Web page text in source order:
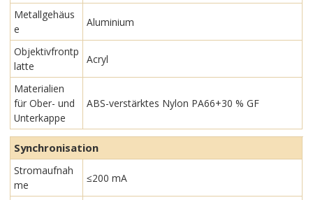
Metallgehäus
e
Aluminium
Objektivfrontp
latte
Acryl
Materialien
für Ober- und
Unterkappe
ABS-verstärktes Nylon PA66+30 % GF
Synchronisation
Stromaufnah
me
≤200 mA